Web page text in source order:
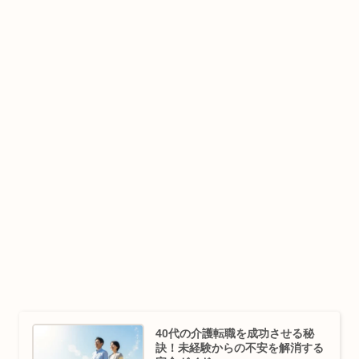
40代の介護転職を成功させる秘
訣！未経験からの不安を解消する